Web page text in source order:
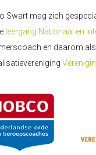
Swart mag zich
leergang Nationaal en
en daarom